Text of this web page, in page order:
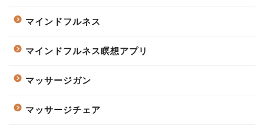
マインドフルネス
マインドフルネス瞑想アプリ
マッサージガン
マッサージチェア